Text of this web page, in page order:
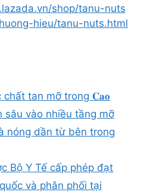
shop/tanu-nuts
hieu/tanu-nuts.html
chất tan mỡ trong 𝐂𝐚𝐨
sâu vào nhiều tầng mỡ
nóng dần từ bên trong
Bộ Y Tế cấp phép đạt
và phân phối tại